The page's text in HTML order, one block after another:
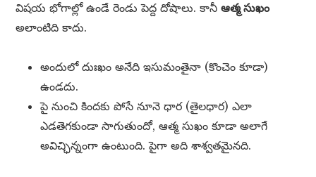
విషయ భోగాల్లో ఉండే రెండు పెద్ద దోషాలు. కానీఆత్మ సుఖం
అలాంటిది కాదు.
అందులో దుఃఖం అనేది ఇసుమంతైనా (కొంచెం కూడా)
ఉండదు.
పై నుంచి కిందకు పోసే నూనె ధార (తైలధార) ఎలా
ఎడతెగకుండా సాగుతుందో, ఆత్మ సుఖం కూడా అలాగే
అవిచ్ఛిన్నంగా ఉంటుంది. పైగా అది శాశ్వతమైనది.